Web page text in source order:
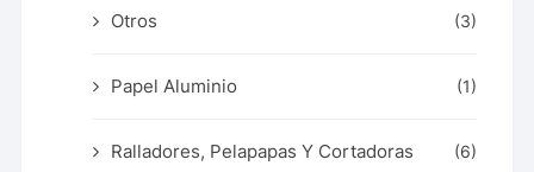
Otros (3)
Papel Aluminio (1)
Ralladores, Pelapapas Y Cortadoras (6)